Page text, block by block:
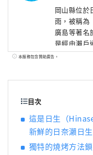
岡山縣位於
雨，被稱為
廣島等著名
是經由瀨戶通往四
“水果岡山
地區！
本服務包含贊助廣告。
目次
這是日生（
新鮮的日奈瀨日
獨特的燒烤方法